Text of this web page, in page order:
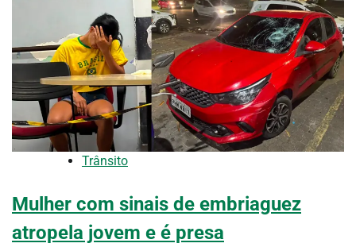
Trânsito
Mulher com sinais de embriaguez
atropela jovem e é presa